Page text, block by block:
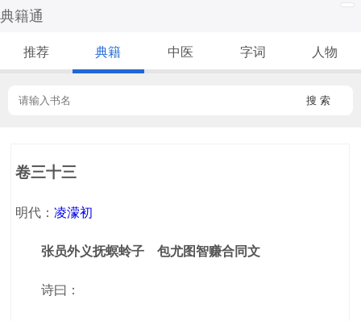
典籍通
推荐 典籍 中医 字词 人物
搜 索
卷三十三
明代：凌濛初
张员外义抚螟蛉子 包尤图智赚合同文
诗曰：